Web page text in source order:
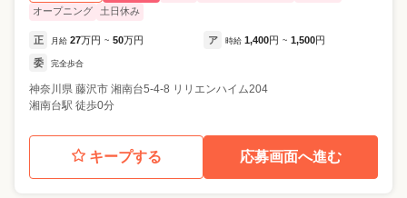
オープニング
土日休み
正 月給 27万円 ~ 50万円 ア 時給 1,400円 ~ 1,500円
委 完全歩合
神奈川県 藤沢市 湘南台5-4-8 リリエンハイム204
湘南台駅 徒歩0分
キープする 応募画面へ進む